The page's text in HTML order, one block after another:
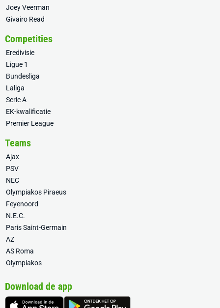
Joey Veerman
Givairo Read
Competities
Eredivisie
Ligue 1
Bundesliga
Laliga
Serie A
EK-kwalificatie
Premier League
Teams
Ajax
PSV
NEC
Olympiakos Piraeus
Feyenoord
N.E.C.
Paris Saint-Germain
AZ
AS Roma
Olympiakos
Download de app